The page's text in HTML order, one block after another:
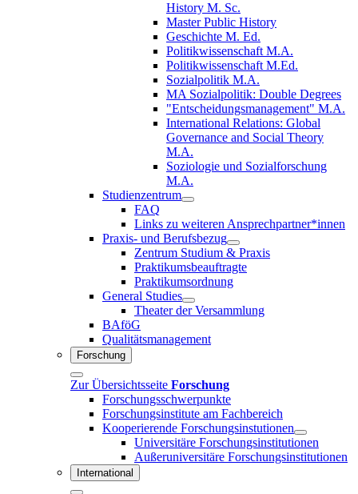
History M. Sc.
Master Public History
Geschichte M. Ed.
Politikwissenschaft M.A.
Politikwissenschaft M.Ed.
Sozialpolitik M.A.
MA Sozialpolitik: Double Degrees
"Entscheidungsmanagement" M.A.
International Relations: Global
Governance and Social Theory
M.A.
Soziologie und Sozialforschung
M.A.
Studienzentrum
FAQ
Links zu weiteren Ansprechpartner*innen
Praxis- und Berufsbezug
Zentrum Studium & Praxis
Praktikumsbeauftragte
Praktikumsordnung
General Studies
Theater der Versammlung
BAföG
Qualitätsmanagement
Forschung
Zur Übersichtsseite Forschung
Forschungsschwerpunkte
Forschungsinstitute am Fachbereich
Kooperierende Forschungsinstutionen
Universitäre Forschungsinstitutionen
Außeruniversitäre Forschungsinstitutionen
International